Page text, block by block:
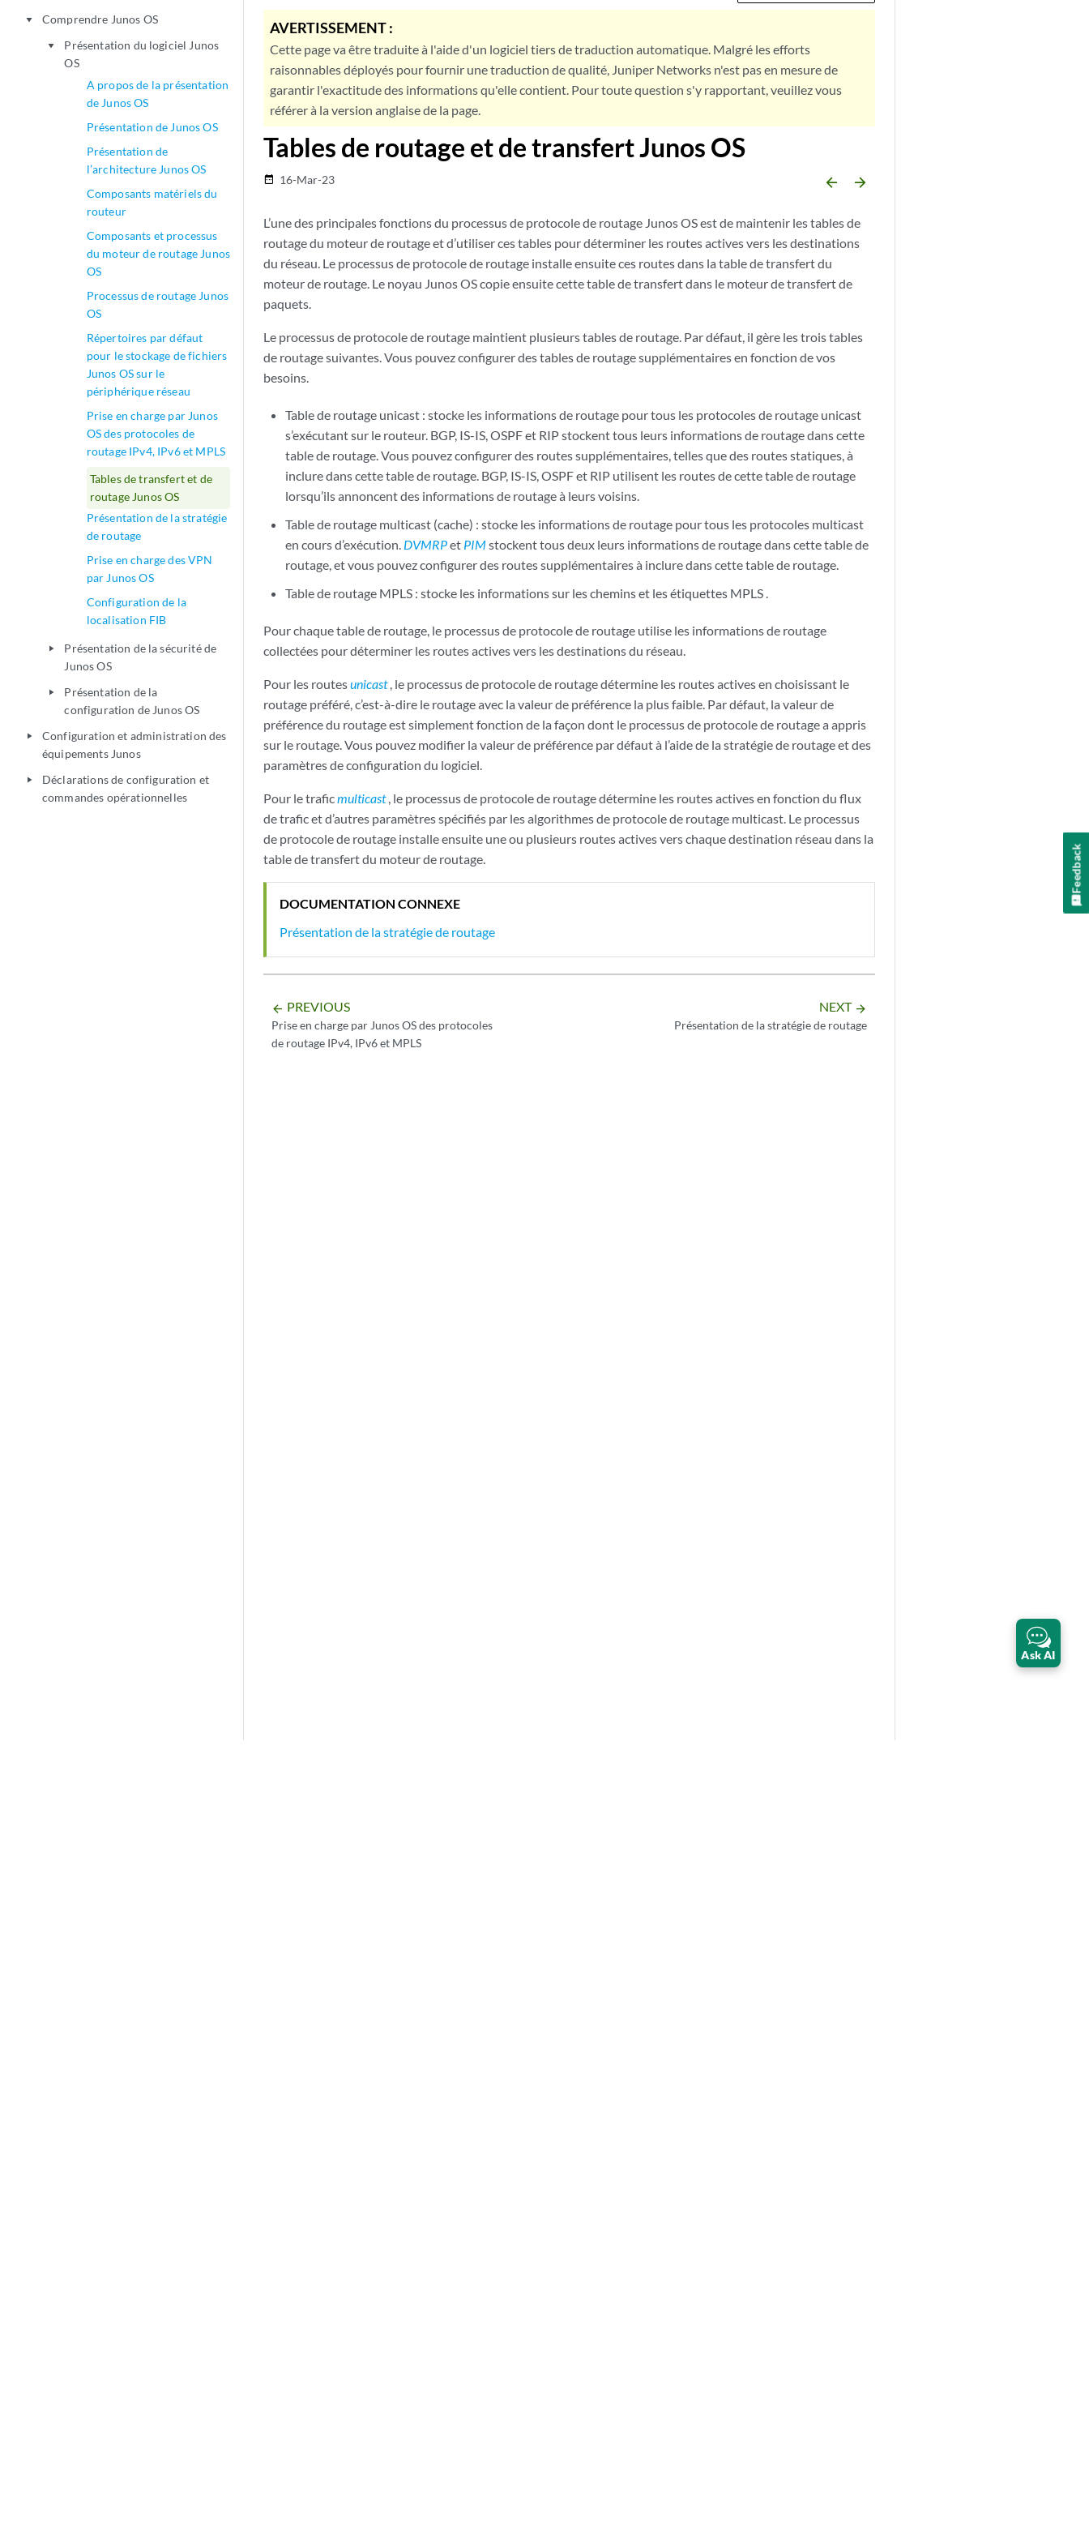
play_arrow Comprendre Junos OS
play_arrow
Présentation du logiciel Junos
OS
A propos de la présentation
de Junos OS
Présentation de Junos OS
Présentation de
l’architecture Junos OS
Composants matériels du
routeur
Composants et processus
du moteur de routage Junos
OS
Processus de routage Junos
OS
Répertoires par défaut
pour le stockage de fichiers
Junos OS sur le
périphérique réseau
Prise en charge par Junos
OS des protocoles de
routage IPv4, IPv6 et MPLS
Tables de transfert et de
routage Junos OS
Présentation de la stratégie
de routage
Prise en charge des VPN
par Junos OS
Configuration de la
localisation FIB
play_arrow
Présentation de la sécurité de
Junos OS
play_arrow
Présentation de la
configuration de Junos OS
play_arrow
Configuration et administration des
équipements Junos
play_arrow
Déclarations de configuration et
commandes opérationnelles
AVERTISSEMENT :
Cette page va être traduite à l'aide d'un logiciel tiers de traduction automatique. Malgré les efforts
raisonnables déployés pour fournir une traduction de qualité, Juniper Networks n'est pas en mesure de
garantir l'exactitude des informations qu'elle contient. Pour toute question s'y rapportant, veuillez vous
référer à la version anglaise de la page.
Tables de routage et de transfert Junos OS
date_range 16-Mar-23 arrow_backward arrow_forward
L’une des principales fonctions du processus de protocole de routage Junos OS est de maintenir les tables de
routage du moteur de routage et d’utiliser ces tables pour déterminer les routes actives vers les destinations
du réseau. Le processus de protocole de routage installe ensuite ces routes dans la table de transfert du
moteur de routage. Le noyau Junos OS copie ensuite cette table de transfert dans le moteur de transfert de
paquets.
Le processus de protocole de routage maintient plusieurs tables de routage. Par défaut, il gère les trois tables
de routage suivantes. Vous pouvez configurer des tables de routage supplémentaires en fonction de vos
besoins.
Table de routage unicast : stocke les informations de routage pour tous les protocoles de routage unicast
s’exécutant sur le routeur. BGP, IS-IS, OSPF et RIP stockent tous leurs informations de routage dans cette
table de routage. Vous pouvez configurer des routes supplémentaires, telles que des routes statiques, à
inclure dans cette table de routage. BGP, IS-IS, OSPF et RIP utilisent les routes de cette table de routage
lorsqu’ils annoncent des informations de routage à leurs voisins.
Table de routage multicast (cache) : stocke les informations de routage pour tous les protocoles multicast
en cours d’exécution. DVMRPet PIMstockent tous deux leurs informations de routage dans cette table de
routage, et vous pouvez configurer des routes supplémentaires à inclure dans cette table de routage.
Table de routage MPLS : stocke les informations sur leschemins et les étiquettes MPLS .
Pour chaque table de routage, le processus de protocole de routage utilise les informations de routage
collectées pour déterminer les routes actives vers les destinations du réseau.
Pour les routesunicast, le processus de protocole de routage détermine les routes actives en choisissant le
routage préféré, c’est-à-dire le routage avec la valeur de préférence la plus faible. Par défaut, la valeur de
préférence du routage est simplement fonction de la façon dont le processus de protocole de routage a appris
sur le routage. Vous pouvez modifier la valeur de préférence par défaut à l’aide de la stratégie de routage et des
paramètres de configuration du logiciel.
Pour le traficmulticast, le processus de protocole de routage détermine les routes actives en fonction du flux
de trafic et d’autres paramètres spécifiés par les algorithmes de protocole de routage multicast. Le processus
de protocole de routage installe ensuite une ou plusieurs routes actives vers chaque destination réseau dans la
table de transfert du moteur de routage.
DOCUMENTATION CONNEXE
Présentation de la stratégie de routage
arrow_backward PREVIOUS
Prise en charge par Junos OS des protocoles
de routage IPv4, IPv6 et MPLS
NEXT arrow_forward
Présentation de la stratégie de routage
Ask AI
Feedback